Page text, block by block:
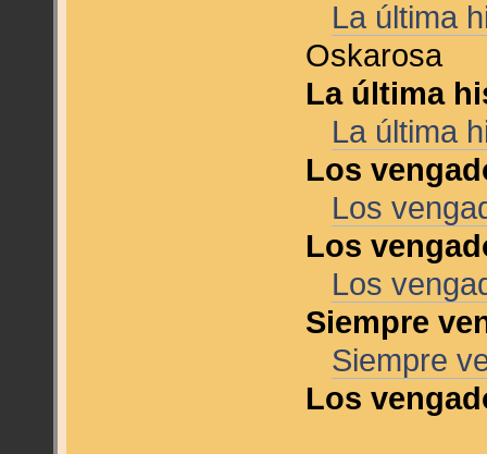
La última
Oskarosa
La última
La última
Los
Los
Los
Los
Siempre
Siempre
Los